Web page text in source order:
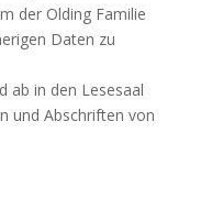
der Olding Familie
Daten zu
ab in den Lesesaal
und Abschriften von